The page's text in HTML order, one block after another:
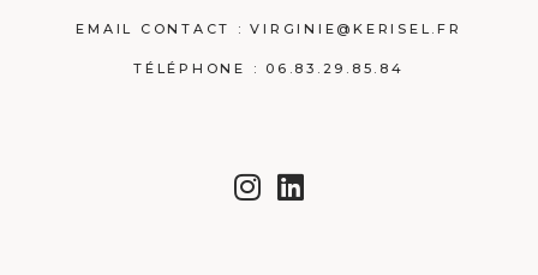
EMAIL CONTACT :VIRGINIE@KERISEL.FR
TÉLÉPHONE : 06.83.29.85.84